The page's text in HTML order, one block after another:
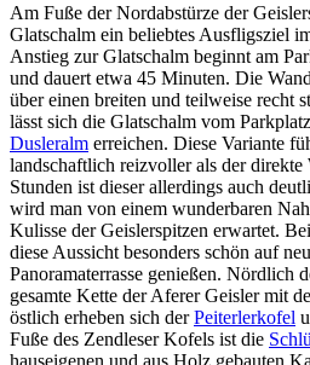
Am Fuße der Nordabstürze der
Glatschalm ein beliebtes Ausfligsziel
Anstieg zur Glatschalm beginnt am
und dauert etwa 45 Minuten. Die
über einen breiten und teilweise recht
lässt sich die Glatschalm vom
Dusleralm erreichen. Diese Variante
landschaftlich reizvoller als der
Stunden ist dieser allerdings auch
wird man von einem wunderbaren
Kulisse der Geislerspitzen erwartet.
diese Aussicht besonders schön auf
Panoramaterrasse genießen. Nördlich
gesamte Kette der Aferer Geisler mit
östlich erheben sich derPeiterlerkofel
Fuße des Zendleser Kofels ist die
hauseigenen und aus Holz gebauten